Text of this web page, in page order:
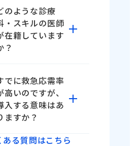
件数を増やし、収益
向上させる。
現場負担の軽減：ス
ルの高い医師によ
実現できる「実績の
る医師」を採用でき
点が、他社との差別
ポイントです。
の低下や、効率的な医
配置によるコスト最適
。
ブランド向上：地域に
院」としての信頼獲
。
師との併用も可能で
。「夜間の救急当直
け強化したい」「特
の曜日だけ医師が足
のみドクターズプラ
ムワークにご依頼い
だくケースも多数ご
います。
のような診療
・スキルの医師
在籍しています
？
科を中心に、外科、
科、整形外科など、
急対応（ER）に精通
た医師が多数在籍し
送の傾向（内科系が
でに救急応需率
高いのですが、
入する意味はあ
ますか？
い、あります。応需
ある質問はこちら